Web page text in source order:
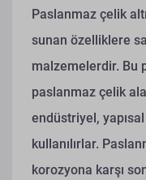
Paslanmaz çelik
sunan özelliklere
malzemelerdir. Bu
paslanmaz çelik
endüstriyel,
kullanılırlar.
korozyona karşı